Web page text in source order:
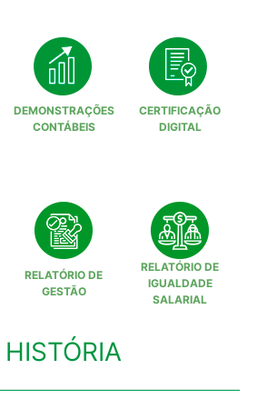
DEMONSTRAÇÕES
CONTÁBEIS
CERTIFICAÇÃO
DIGITAL
RELATÓRIO DE
GESTÃO
RELATÓRIO DE
IGUALDADE
SALARIAL
HISTÓRIA